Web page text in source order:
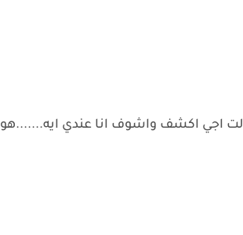
اجي اكشف واشوف انا عندي ايه.......هو